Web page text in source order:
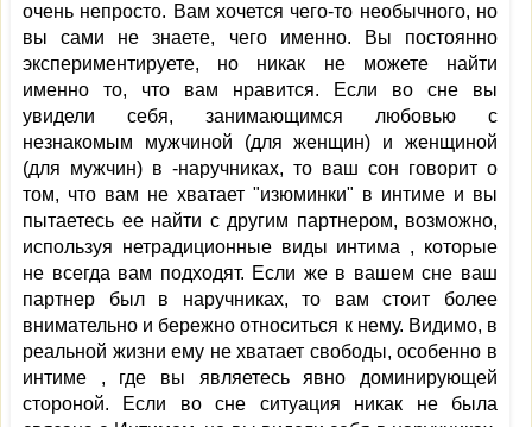
очень непросто. Вам хочется чего-то необычного, но
вы сами не знаете, чего именно. Вы постоянно
экспериментируете, но никак не можете найти
именно то, что вам нравится. Если во сне вы
увидели себя, занимающимся любовью с
незнакомым мужчиной (для женщин) и женщиной
(для мужчин) в -наручниках, то ваш сон говорит о
том, что вам не хватает "изюминки" в интиме и вы
пытаетесь ее найти с другим партнером, возможно,
используя нетрадиционные виды интима , которые
не всегда вам подходят. Если же в вашем сне ваш
партнер был в наручниках, то вам стоит более
внимательно и бережно относиться к нему. Видимо, в
реальной жизни ему не хватает свободы, особенно в
интиме , где вы являетесь явно доминирующей
стороной. Если во сне ситуация никак не была